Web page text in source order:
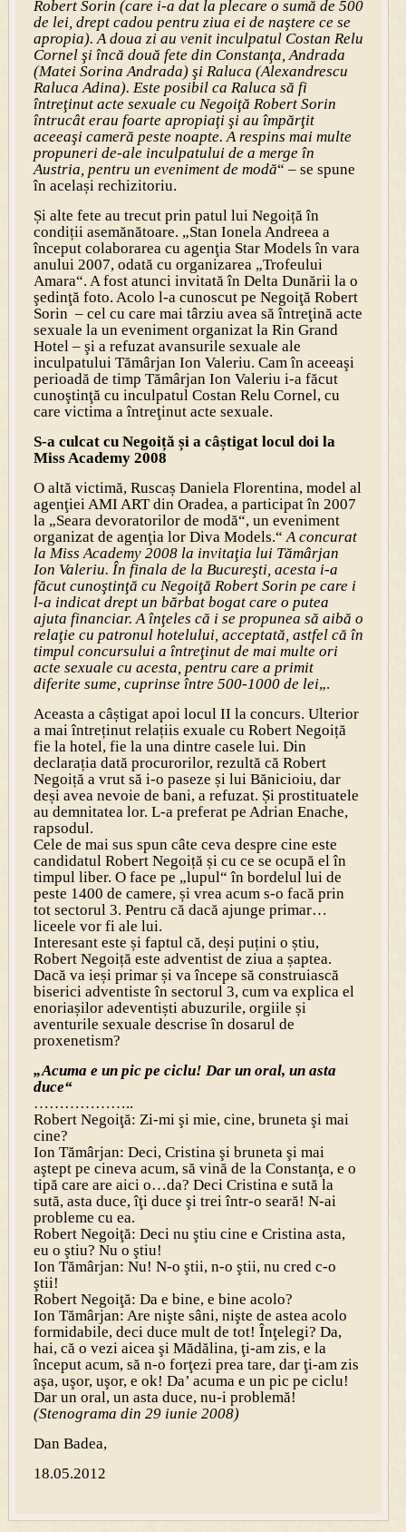
Robert Sorin (care i-a dat la plecare o sumă de 500
de lei, drept cadou pentru ziua ei de naştere ce se
apropia). A doua zi au venit inculpatul Costan Relu
Cornel şi încă două fete din Constanţa, Andrada
(Matei Sorina Andrada) şi Raluca (Alexandrescu
Raluca Adina). Este posibil ca Raluca să fi
întreţinut acte sexuale cu Negoiţă Robert Sorin
întrucât erau foarte apropiaţi şi au împărţit
aceeaşi cameră peste noapte. A respins mai multe
propuneri de-ale inculpatului de a merge în
Austria, pentru un eveniment de modă“ – se spune
în același rechizitoriu.
Și alte fete au trecut prin patul lui Negoiță în
condiții asemănătoare. „Stan Ionela Andreea a
început colaborarea cu agenţia Star Models în vara
anului 2007, odată cu organizarea „Trofeului
Amara“. A fost atunci invitată în Delta Dunării la o
şedinţă foto. Acolo l-a cunoscut pe Negoiţă Robert
Sorin – cel cu care mai târziu avea să întreţină acte
sexuale la un eveniment organizat la Rin Grand
Hotel – şi a refuzat avansurile sexuale ale
inculpatului Tămârjan Ion Valeriu. Cam în aceeaşi
perioadă de timp Tămârjan Ion Valeriu i-a făcut
cunoştinţă cu inculpatul Costan Relu Cornel, cu
care victima a întreţinut acte sexuale.
S-a culcat cu Negoiță și a câștigat locul doi la
Miss Academy 2008
O altă victimă, Ruscaș Daniela Florentina, model al
agenţiei AMI ART din Oradea, a participat în 2007
la „Seara devoratorilor de modă“, un eveniment
organizat de agenţia lor Diva Models.“A concurat
la Miss Academy 2008 la invitaţia lui Tămârjan
Ion Valeriu. În finala de la Bucureşti, acesta i-a
făcut cunoştinţă cu Negoiţă Robert Sorin pe care i
l-a indicat drept un bărbat bogat care o putea
ajuta financiar. A înţeles că i se propunea să aibă o
relaţie cu patronul hotelului, acceptată, astfel că în
timpul concursului a întreţinut de mai multe ori
acte sexuale cu acesta, pentru care a primit
diferite sume, cuprinse între 500-1000 de lei„.
Aceasta a câștigat apoi locul II la concurs. Ulterior
a mai întreținut relațiis exuale cu Robert Negoiță
fie la hotel, fie la una dintre casele lui. Din
declarația dată procurorilor, rezultă că Robert
Negoiță a vrut să i-o paseze și lui Bănicioiu, dar
deși avea nevoie de bani, a refuzat. Și prostituatele
au demnitatea lor. L-a preferat pe Adrian Enache,
rapsodul.
Cele de mai sus spun câte ceva despre cine este
candidatul Robert Negoiță și cu ce se ocupă el în
timpul liber. O face pe „lupul“ în bordelul lui de
peste 1400 de camere, și vrea acum s-o facă prin
tot sectorul 3. Pentru că dacă ajunge primar…
liceele vor fi ale lui.
Interesant este și faptul că, deși puțini o știu,
Robert Negoiță este adventist de ziua a șaptea.
Dacă va ieși primar și va începe să construiască
biserici adventiste în sectorul 3, cum va explica el
enoriașilor adeventiști abuzurile, orgiile și
aventurile sexuale descrise în dosarul de
proxenetism?
„Acuma e un pic pe ciclu! Dar un oral, un asta
duce“
………………..
Robert Negoiţă: Zi-mi şi mie, cine, bruneta şi mai
cine?
Ion Tămârjan: Deci, Cristina şi bruneta şi mai
aştept pe cineva acum, să vină de la Constanţa, e o
tipă care are aici o…da? Deci Cristina e sută la
sută, asta duce, îţi duce şi trei într-o seară! N-ai
probleme cu ea.
Robert Negoiţă: Deci nu ştiu cine e Cristina asta,
eu o ştiu? Nu o ştiu!
Ion Tămârjan: Nu! N-o ştii, n-o ştii, nu cred c-o
ştii!
Robert Negoiţă: Da e bine, e bine acolo?
Ion Tămârjan: Are nişte sâni, nişte de astea acolo
formidabile, deci duce mult de tot! Înţelegi? Da,
hai, că o vezi aicea şi Mădălina, ţi-am zis, e la
început acum, să n-o forţezi prea tare, dar ţi-am zis
aşa, uşor, uşor, e ok! Da’ acuma e un pic pe ciclu!
Dar un oral, un asta duce, nu-i problemă!
(Stenograma din 29 iunie 2008)
Dan Badea,
18.05.2012